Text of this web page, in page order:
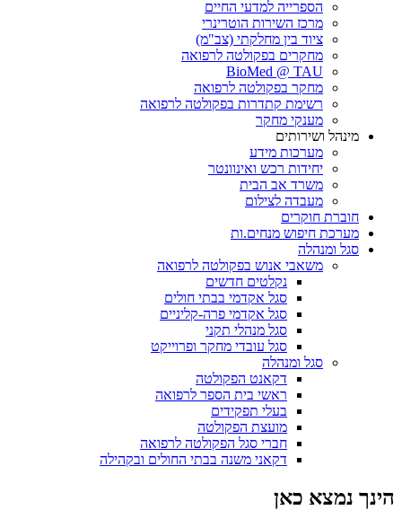
הספרייה למדעי החיים
מרכז השירות הוטרינרי
ציוד בין מחלקתי (צב"מ)
מחקרים בפקולטה לרפואה
BioMed @ TAU
מחקר בפקולטה לרפואה
רשימת קתדרות בפקולטה לרפואה
מענקי מחקר
מינהל ושירותים
מערכות מידע
יחידות רכש ואינוונטר
משרד אב הבית
מעבדה לצילום
חוברת חוקרים
מערכת חיפוש מנחים.ות
סגל ומנהלה
משאבי אנוש בפקולטה לרפואה
נקלטים חדשים
סגל אקדמי בבתי חולים
סגל אקדמי פרה-קליניים
סגל מנהלי תקני
סגל עובדי מחקר ופרוייקט
סגל ומנהלה
דקאנט הפקולטה
ראשי בית הספר לרפואה
בעלי תפקידים
מועצת הפקולטה
חברי סגל הפקולטה לרפואה
דקאני משנה בבתי החולים ובקהילה
הינך נמצא כאן